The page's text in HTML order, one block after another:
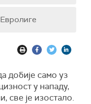
добије само уз
у нападу,
све је изостало.